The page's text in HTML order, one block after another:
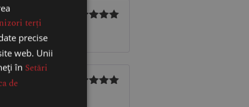
terți
precise
web. Unii
în Setări
de